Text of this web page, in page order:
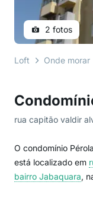
rua capitão valdir
O condomínio
está localizado em
bairro Jabaquara,
2 fotos
Loft Onde morar